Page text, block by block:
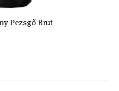
Pezsgő Brut